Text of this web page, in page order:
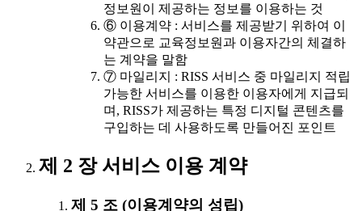
정보원이 제공하는 정보를 이용하는 것
⑥ 이용계약 : 서비스를 제공받기 위하여 이
약관으로 교육정보원과 이용자간의 체결하
는 계약을 말함
⑦ 마일리지 : RISS 서비스 중 마일리지 적립
가능한 서비스를 이용한 이용자에게 지급되
며, RISS가 제공하는 특정 디지털 콘텐츠를
구입하는 데 사용하도록 만들어진 포인트
제 2 장 서비스 이용 계약
제 5 조 (이용계약의 성립)